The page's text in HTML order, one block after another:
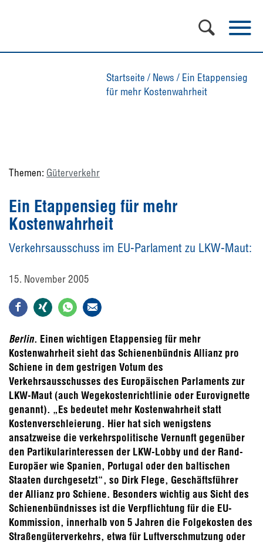
Startseite / News / Ein Etappensieg
für mehr Kostenwahrheit
Themen: Güterverkehr
Ein Etappensieg für mehr
Kostenwahrheit
Verkehrsausschuss im EU-Parlament zu LKW-Maut:
15. November 2005
Berlin. Einen wichtigen Etappensieg für mehr
Kostenwahrheit sieht das Schienenbündnis Allianz pro
Schiene in dem gestrigen Votum des
Verkehrsausschusses des Europäischen Parlaments zur
LKW-Maut (auch Wegekostenrichtlinie oder Eurovignette
genannt). „Es bedeutet mehr Kostenwahrheit statt
Kostenverschleierung. Hier hat sich wenigstens
ansatzweise die verkehrspolitische Vernunft gegenüber
den Partikularinteressen der LKW-Lobby und der Rand-
Europäer wie Spanien, Portugal oder den baltischen
Staaten durchgesetzt“, so Dirk Flege, Geschäftsführer
der Allianz pro Schiene. Besonders wichtig aus Sicht des
Schienenbündnisses ist die Verpflichtung für die EU-
Kommission, innerhalb von 5 Jahren die Folgekosten des
Straßengüterverkehrs, etwa für Luftverschmutzung oder